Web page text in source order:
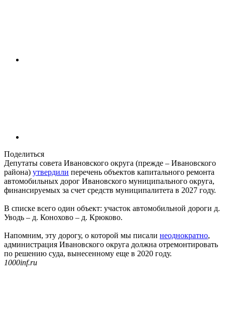
Поделиться
Депутаты совета Ивановского округа (прежде – Ивановского
района) утвердили перечень объектов капитального ремонта
автомобильных дорог Ивановского муниципального округа,
финансируемых за счет средств муниципалитета в 2027 году.
В списке всего один объект: участок автомобильной дороги д.
Уводь – д. Конохово – д. Крюково.
Напомним, эту дорогу, о которой мы писали неоднократно,
администрация Ивановского округа должна отремонтировать
по решению суда, вынесенному еще в 2020 году.
1000inf.ru